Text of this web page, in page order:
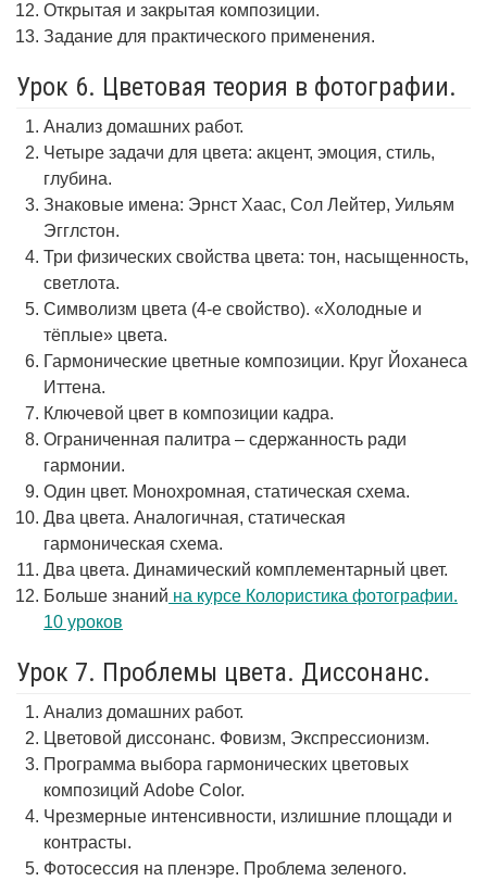
Открытая и закрытая композиции.
Задание для практического применения.
Урок 6. Цветовая теория в фотографии.
Анализ домашних работ.
Четыре задачи для цвета: акцент, эмоция, стиль,
глубина.
Знаковые имена: Эрнст Хаас, Сол Лейтер, Уильям
Эгглстон.
Три физических свойства цвета: тон, насыщенность,
светлота.
Символизм цвета (4-е свойство). «Холодные и
тёплые» цвета.
Гармонические цветные композиции. Круг Йоханеса
Иттена.
Ключевой цвет в композиции кадра.
Ограниченная палитра – сдержанность ради
гармонии.
Один цвет. Монохромная, статическая схема.
Два цвета. Аналогичная, статическая
гармоническая схема.
Два цвета. Динамический комплементарный цвет.
Больше знаний на курсе Колористика фотографии.
10 уроков
Урок 7. Проблемы цвета. Диссонанс.
Анализ домашних работ.
Цветовой диссонанс. Фовизм, Экспрессионизм.
Программа выбора гармонических цветовых
композиций Adobe Color.
Чрезмерные интенсивности, излишние площади и
контрасты.
Фотосессия на пленэре. Проблема зеленого.